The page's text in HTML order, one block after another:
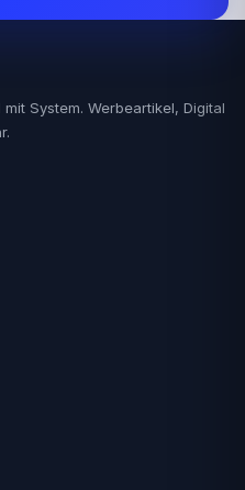
System. Werbeartikel, Digital